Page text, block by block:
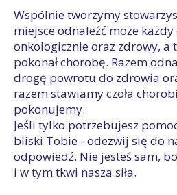
Wspólnie tworzymy
miejsce odnaleźć może każdy
onkologicznie oraz zdrowy, a
pokonał chorobę. Razem
drogę powrotu do zdrowia
razem stawiamy czoła
pokonujemy.
Jeśli tylko potrzebujesz
bliski Tobie - odezwij się do
odpowiedź. Nie jesteś sam,
i w tym tkwi nasza siła.